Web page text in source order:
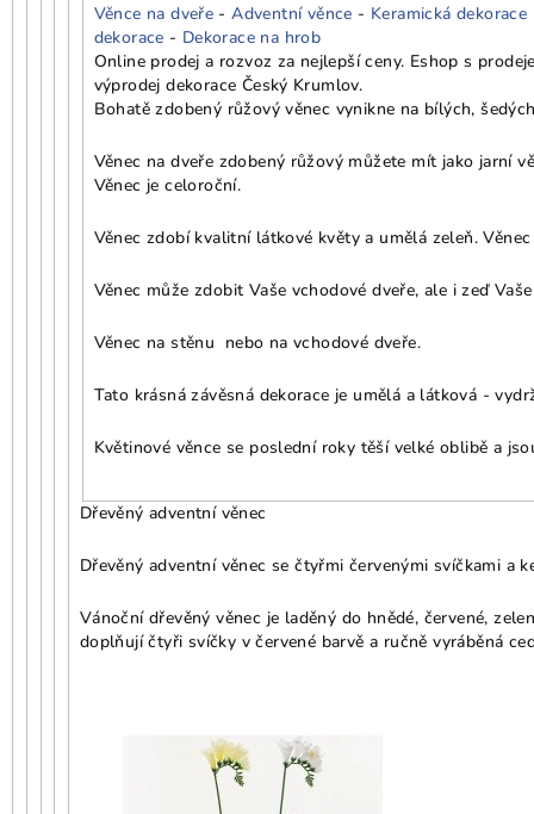
Věnce na dveře -Adventní věnce - Keramická dekorace
dekorace - Dekorace na hrob
Online prodej a rozvoz za nejlepší ceny. Eshop s
výprodej dekorace Český Krumlov.
Bohatě zdobený růžový věnec vynikne na bílých,
Věnec na dveře zdobený růžový můžete mít jako jarní
Věnec je celoroční.
Věnec zdobí kvalitní látkové květy a umělá zeleň.
Věnec může zdobit Vaše vchodové dveře, ale i zeď
Věnec na stěnu nebo na vchodové dveře.
Tato krásná závěsná dekorace je umělá a látková -
Květinové věnce se poslední roky těší velké oblibě a
Dřevěný adventní věnec
Dřevěný adventní věnec se čtyřmi červenými svíčkami a
Vánoční dřevěný věnec je laděný do hnědé, červené,
doplňují čtyři svíčky v červené barvě a ručně vyráběná